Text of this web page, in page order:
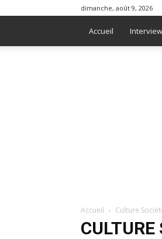
dimanche, août 9, 2026
Accueil Interview
Accueil Culture
CULTURE